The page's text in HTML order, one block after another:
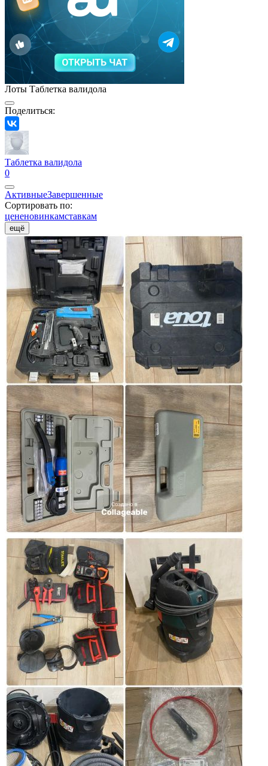
Лоты Таблетка валидола
Поделиться:
Таблетка валидола
0
АктивныеЗавершенные
Сортировать по:
цененовинкамставкам
ещё